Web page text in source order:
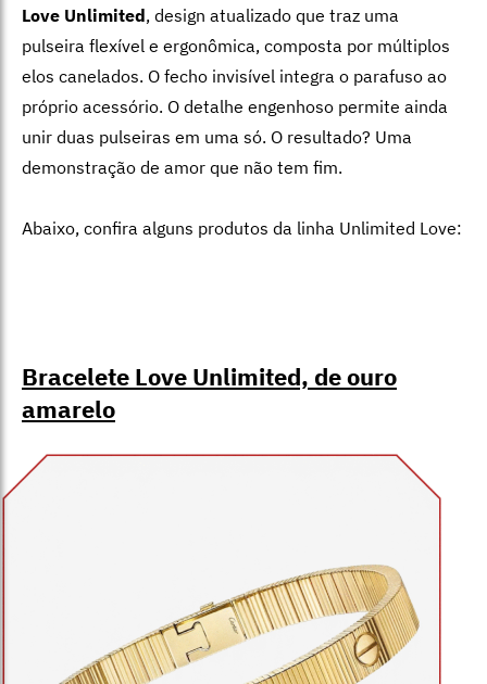
Love Unlimited, design atualizado que traz uma
pulseira flexível e ergonômica, composta por múltiplos
elos canelados. O fecho invisível integra o parafuso ao
próprio acessório. O detalhe engenhoso permite ainda
unir duas pulseiras em uma só. O resultado? Uma
demonstração de amor que não tem fim.
Abaixo, confira alguns produtos da linha Unlimited Love:
Bracelete Love Unlimited, de ouro
amarelo